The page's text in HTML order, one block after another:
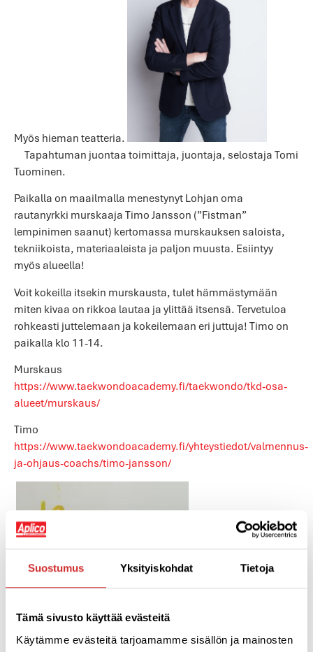
Suostumus Yksityiskohdat Tietoja
Tämä sivusto käyttää evästeitä
Käytämme evästeitä tarjoamamme sisällön ja mainosten
Myös hieman teatteria.
Tapahtuman juontaa toimittaja, juontaja, selostaja Tomi
Tuominen.
Paikalla on maailmalla menestynyt Lohjan oma
rautanyrkki murskaaja Timo Jansson (”Fistman”
lempinimen saanut) kertomassa murskauksen saloista,
tekniikoista, materiaaleista ja paljon muusta. Esiintyy
myös alueella!
Voit kokeilla itsekin murskausta, tulet hämmästymään
miten kivaa on rikkoa lautaa ja ylittää itsensä. Tervetuloa
rohkeasti juttelemaan ja kokeilemaan eri juttuja! Timo on
paikalla klo 11-14.
Murskaus
https://www.taekwondoacademy.fi/taekwondo/tkd-osa-
alueet/murskaus/
Timo
https://www.taekwondoacademy.fi/yhteystiedot/valmennus-
ja-ohjaus-coachs/timo-jansson/